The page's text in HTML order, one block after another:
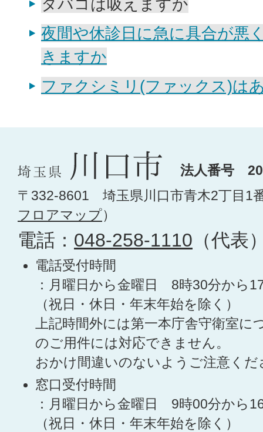
タバコは吸えますか
夜間や休診日に急に具合が悪
きますか
ファクシミリ(ファックス)は
法人番号
〒332-8601 埼玉県川口市青木2丁目1
フロアマップ）
電話： 048-258-1110 （代表
電話受付時間
：月曜日から金曜日 8時30分から
（祝日・休日・年末年始を除く）
上記時間外には第一本庁舎守衛室に
のご用件には対応できません。
おかけ間違いのないようご注意くだ
窓口受付時間
：月曜日から金曜日 9時00分から
（祝日・休日・年末年始を除く）